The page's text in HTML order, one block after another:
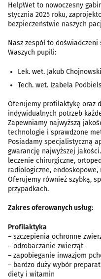
HelpWet to nowoczesny
stycznia 2025 roku,
bezpieczeństwie naszych
Nasz zespół to
Waszych pupili:
Lek. wet. Jakub Chojnowski
Tech. wet. Izabela
Oferujemy profilaktykę oraz
indywidualnych potrzeb
Zapewniamy najwyższą
technologie i sprawdzone
Posiadamy specjalistyczną
gwarancję najwyższej
leczenie chirurgiczne,
radiologiczne,
Oferujemy również szybką,
przypadkach.
Zakres oferowanych usług:
Profilaktyka
– szczepienia ochronne
– odrobaczanie zwierząt
– zapobieganie inwazjom
– bardzo duży wybór
diety i witamin